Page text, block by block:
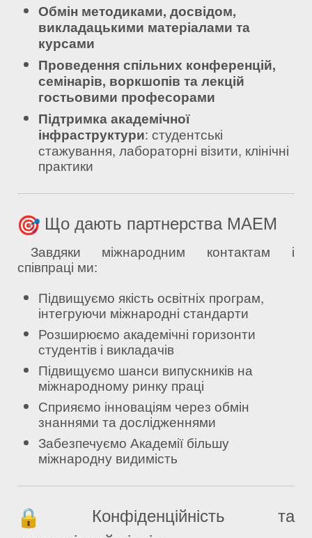
Обмін методиками, досвідом,
викладацькими матеріалами та
курсами
Проведення спільних конференцій,
семінарів, воркшопів та лекцій
гостьовими професорами
Підтримка академічної
інфраструктури: студентські
стажування, лабораторні візити, клінічні
практики
Що дають партнерства МАЕМ
Завдяки міжнародним контактам і
співпраці ми:
Підвищуємо якість освітніх програм,
інтегруючи міжнародні стандарти
Розширюємо академічні горизонти
студентів і викладачів
Підвищуємо шанси випускників на
міжнародному ринку праці
Сприяємо інноваціям через обмін
знаннями та дослідженнями
Забезпечуємо Академії більшу
міжнародну видимість
Конфіденційність та